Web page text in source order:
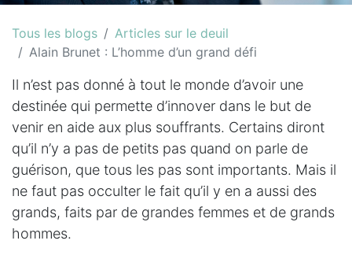
Tous les blogs
Articles sur le deuil
Alain Brunet : L’homme d’un grand défi
Il n’est pas donné à tout le monde d’avoir une
destinée qui permette d’innover dans le but de
venir en aide aux plus souffrants. Certains diront
qu’il n’y a pas de petits pas quand on parle de
guérison, que tous les pas sont importants. Mais il
ne faut pas occulter le fait qu’il y en a aussi des
grands, faits par de grandes femmes et de grands
hommes.